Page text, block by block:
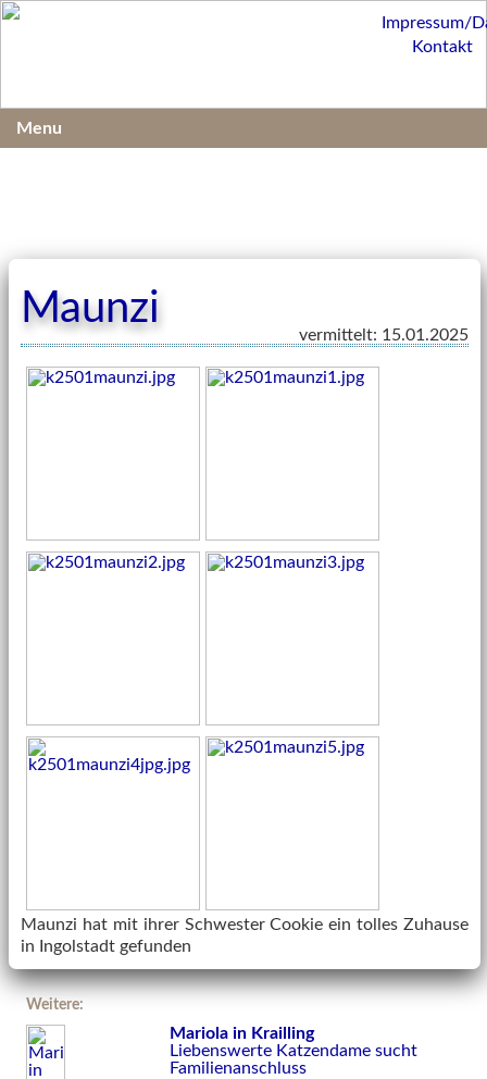
Maunzi
vermittelt: 15.01.2025
Maunzi hat mit ihrer Schwester Cookie ein tolles Zuhause
in Ingolstadt gefunden
Weitere:
Mariola in Krailling
Liebenswerte Katzendame sucht
Familienanschluss
Impressum/
Kontakt
Menu